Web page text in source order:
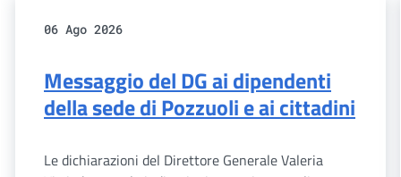
06 Ago 2026
Messaggio del DG ai dipendenti
della sede di Pozzuoli e ai cittadini
Le dichiarazioni del Direttore Generale Valeria